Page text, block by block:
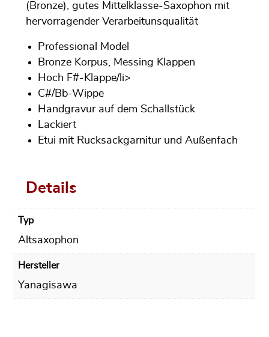
(Bronze), gutes Mittelklasse-Saxophon mit
hervorragender Verarbeitunsqualität
Professional Model
Bronze Korpus, Messing Klappen
Hoch F#-Klappe/li>
C#/Bb-Wippe
Handgravur auf dem Schallstück
Lackiert
Etui mit Rucksackgarnitur und Außenfach
Details
Typ
Altsaxophon
Hersteller
Yanagisawa